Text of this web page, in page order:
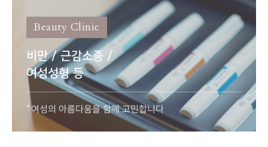
Beauty Clinic
비만 / 근감소증 /
여성성형 등
여성의 아름다움을 함께 고민합니다